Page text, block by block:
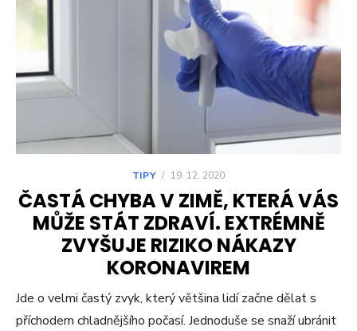
TIPY / 19. 12. 2020
ČASTÁ CHYBA V ZIMĚ, KTERÁ VÁS
MŮŽE STÁT ZDRAVÍ. EXTRÉMNĚ
ZVYŠUJE RIZIKO NÁKAZY
KORONAVIREM
Jde o velmi častý zvyk, který většina lidí začne dělat s
příchodem chladnějšího počasí. Jednoduše se snaží ubránit